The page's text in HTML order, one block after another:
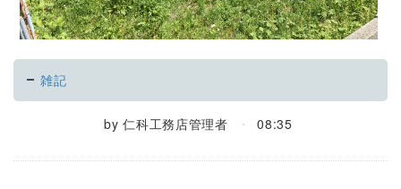
雑記
by仁科工務店管理者 08:35